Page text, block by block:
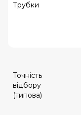
Трубки
Точність
відбору
(типова)